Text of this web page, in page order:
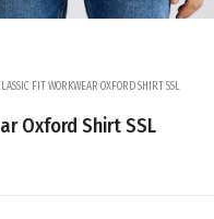
FIT WORKWEAR OXFORD SHIRT SSL
Oxford Shirt SSL